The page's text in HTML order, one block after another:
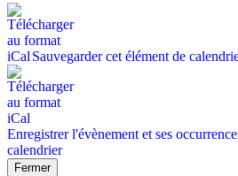
Sauvegarder cet élément de
Enregistrer l'évènement et ses
calendrier
Fermer